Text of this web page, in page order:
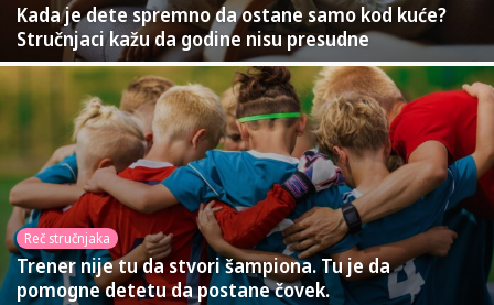
Kada je dete spremno da ostane samo kod kuće?
Stručnjaci kažu da godine nisu presudne
Reč stručnjaka
Trener nije tu da stvori šampiona. Tu je da
pomogne detetu da postane čovek.